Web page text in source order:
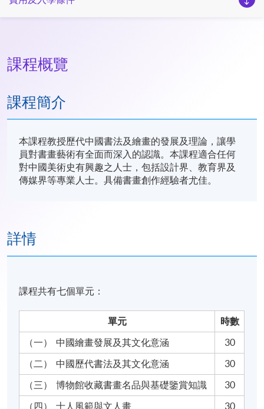
課程概覽
課程簡介
本課程教授歷代中國書法及繪畫的發展及理論，讓學
員對書畫藝術有全面而深入的認識。本課程適合任何
對中國美術史有興趣之人士，包括設計界、教育界及
傳媒界等專業人士。具備書畫創作經驗者尤佳。
詳情
課程共有七個單元：
單元
時數
（一） 中國繪畫發展及其文化意涵
30
（二） 中國歷代書法及其文化意涵
30
（三）博物館收藏書畫名品與基礎鑒賞知識
30
（四）士人風範與文人畫 30